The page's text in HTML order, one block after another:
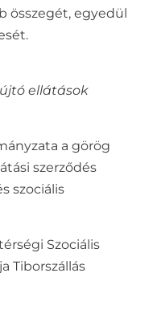
összegét, egyedül
ellátások
a görög
szerződés
szociális
Szociális
Tiborszállás